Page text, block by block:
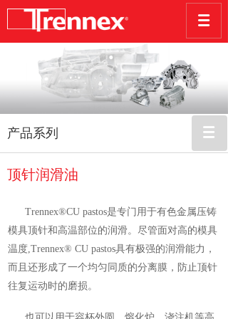
产品系列
顶针润滑油
Trennex®CU pastos是专门用于有色金属压铸
模具顶针和高温部位的润滑。尽管面对高的模具
温度,Trennex® CU pastos具有极强的润滑能力，
而且还形成了一个均匀同质的分离膜，防止顶针
往复运动时的磨损。